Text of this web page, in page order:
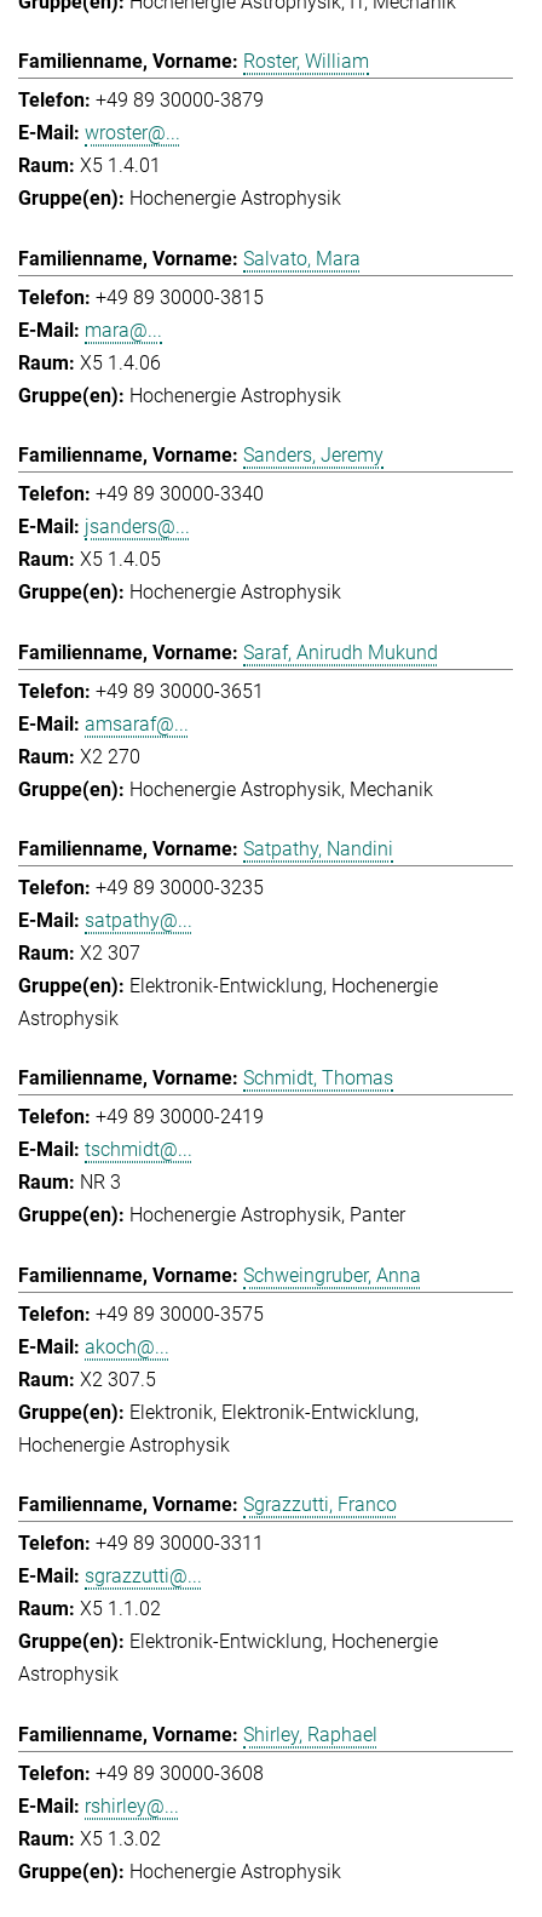
Roster, William
+49 89 30000-3879
wroster@...
X5 1.4.01
Hochenergie Astrophysik
Salvato, Mara
+49 89 30000-3815
mara@...
X5 1.4.06
Hochenergie Astrophysik
Sanders, Jeremy
+49 89 30000-3340
jsanders@...
X5 1.4.05
Hochenergie Astrophysik
Saraf, Anirudh Mukund
+49 89 30000-3651
amsaraf@...
X2 270
Hochenergie Astrophysik Mechanik
Satpathy, Nandini
+49 89 30000-3235
satpathy@...
X2 307
Elektronik-Entwicklung Hochenergie
Astrophysik
Schmidt, Thomas
+49 89 30000-2419
tschmidt@...
NR 3
Hochenergie Astrophysik Panter
Schweingruber, Anna
+49 89 30000-3575
akoch@...
X2 307.5
Elektronik Elektronik-Entwicklung
Hochenergie Astrophysik
Sgrazzutti, Franco
+49 89 30000-3311
sgrazzutti@...
X5 1.1.02
Elektronik-Entwicklung Hochenergie
Astrophysik
Shirley, Raphael
+49 89 30000-3608
rshirley@...
X5 1.3.02
Hochenergie Astrophysik